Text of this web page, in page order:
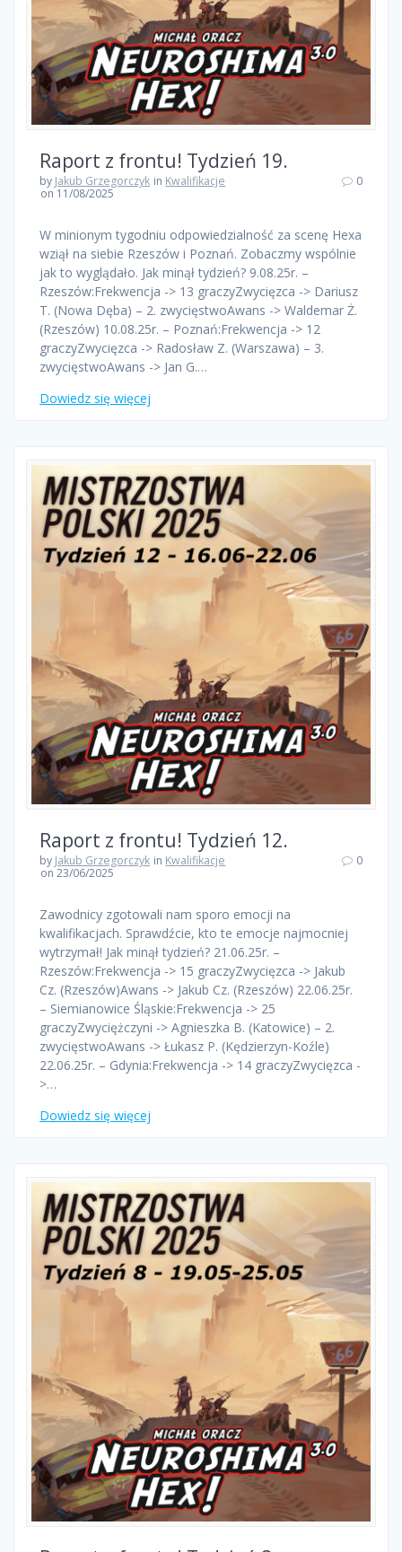
Raport z frontu! Tydzień 19.
by Jakub Grzegorczyk in Kwalifikacje
on 11/08/2025
0
W minionym tygodniu odpowiedzialność za scenę Hexa
wziął na siebie Rzeszów i Poznań. Zobaczmy wspólnie
jak to wyglądało. Jak minął tydzień? 9.08.25r. –
Rzeszów:Frekwencja -> 13 graczyZwycięzca -> Dariusz
T. (Nowa Dęba) – 2. zwycięstwoAwans -> Waldemar Ż.
(Rzeszów) 10.08.25r. – Poznań:Frekwencja -> 12
graczyZwycięzca -> Radosław Z. (Warszawa) – 3.
zwycięstwoAwans -> Jan G.…
Dowiedz się więcej
Raport z frontu! Tydzień 12.
by Jakub Grzegorczyk in Kwalifikacje
on 23/06/2025
0
Zawodnicy zgotowali nam sporo emocji na
kwalifikacjach. Sprawdźcie, kto te emocje najmocniej
wytrzymał! Jak minął tydzień? 21.06.25r. –
Rzeszów:Frekwencja -> 15 graczyZwycięzca -> Jakub
Cz. (Rzeszów)Awans -> Jakub Cz. (Rzeszów) 22.06.25r.
– Siemianowice Śląskie:Frekwencja -> 25
graczyZwyciężczyni -> Agnieszka B. (Katowice) – 2.
zwycięstwoAwans -> Łukasz P. (Kędzierzyn-Koźle)
22.06.25r. – Gdynia:Frekwencja -> 14 graczyZwycięzca -
>…
Dowiedz się więcej